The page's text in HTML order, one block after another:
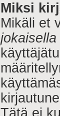
Miksi
Mikäli et